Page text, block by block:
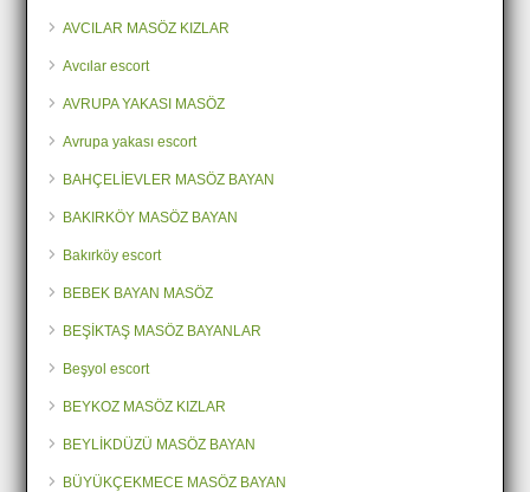
AVCILAR MASÖZ KIZLAR
Avcılar escort
AVRUPA YAKASI MASÖZ
Avrupa yakası escort
BAHÇELİEVLER MASÖZ BAYAN
BAKIRKÖY MASÖZ BAYAN
Bakırköy escort
BEBEK BAYAN MASÖZ
BEŞİKTAŞ MASÖZ BAYANLAR
Beşyol escort
BEYKOZ MASÖZ KIZLAR
BEYLİKDÜZÜ MASÖZ BAYAN
BÜYÜKÇEKMECE MASÖZ BAYAN